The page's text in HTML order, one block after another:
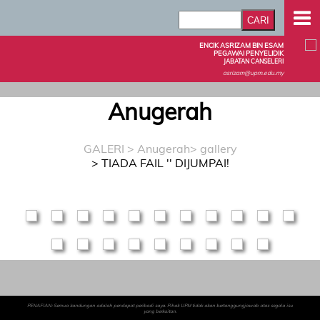
ENCIK ASRIZAM BIN ESAM
PEGAWAI PENYELIDIK
JABATAN CANSELERI
asrizam@upm.edu.my
Anugerah
GALERI > Anugerah> gallery
> TIADA FAIL '' DIJUMPAI!
PENAFIAN: Semua kandungan adalah pendapat peribadi saya. Pihak UPM tidak akan bertanggungjawab atas segala isu
yang berkaitan.